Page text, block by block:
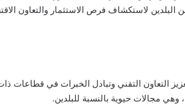
لاستكشاف فرص الاستثمار والتعاون
التعاون التقني وتبادل الخبرات في قطاعات
وهي مجالات حيوية بالنسبة للبلدين.